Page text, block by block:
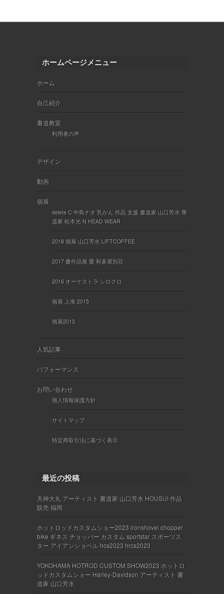
ホームページメニュー
ホーム
自己紹介
書道教室
利用者の声
デザイン
動画
個展
delete C 中島ナオ 乳がん 作品 支援 書道家 山口芳水 華
道家 松本光 N HEAD WEAR
2018 個展 山口芳水 LIFTCOFFEE
2017 書作品展 愛 和多屋別荘
2016 オーケストラ シロクロ
個展 上海 2015
個展2013
人気記事
パフォーマンス
お問い合わせ
個人情報保護方針
サイトマップ
特定商取引法に基づく表示
最近の投稿
天神大丸 アーティスト 書道家 山口芳水 HOUSUI 作品
販売 福岡
ホットロッドカスタムショー2023 ironshovel chopper
bike ギネス チョッパー カスタム sportstar スポーツス
ター アイアンショベル hcs2023 hrcs2023
YOKOHAMA HOTROD CUSTOM SHOW2023 ホットロ
ッドカスタムショー Harley-Davidson アーティスト 書
道家 山口芳水